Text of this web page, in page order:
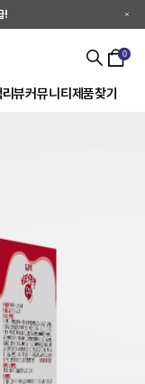
!
리뷰커뮤니티 제품찾기
0